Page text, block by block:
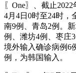
〖One〗、截止
4月4日0时至24时，
南9例、青岛2例。
例、潍坊4例、枣庄
境外输入确诊病例6
例，为韩国输入。